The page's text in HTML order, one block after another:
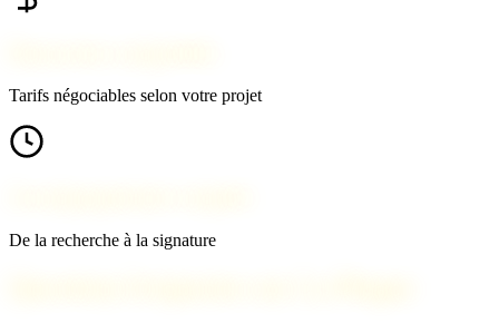
Tarifs négociables selon votre projet
De la recherche à la signature